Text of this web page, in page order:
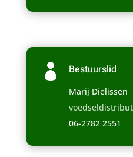
 Bestuurslid
Marij Dielissen
06-2782 2551